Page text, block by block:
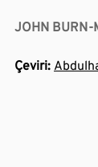
JOHN BURN-
Çeviri: